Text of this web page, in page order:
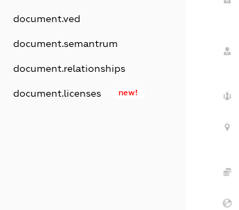
document.ved
document.semantrum
document.relationships
document.licenses new!